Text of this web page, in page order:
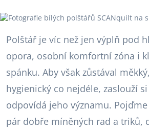
Polštář je víc než jen výplň pod
opora, osobní komfortní zóna i
spánku. Aby však zůstával
hygienický co nejdéle, zaslouží
odpovídá jeho významu.
pár dobře míněných rad a triků,